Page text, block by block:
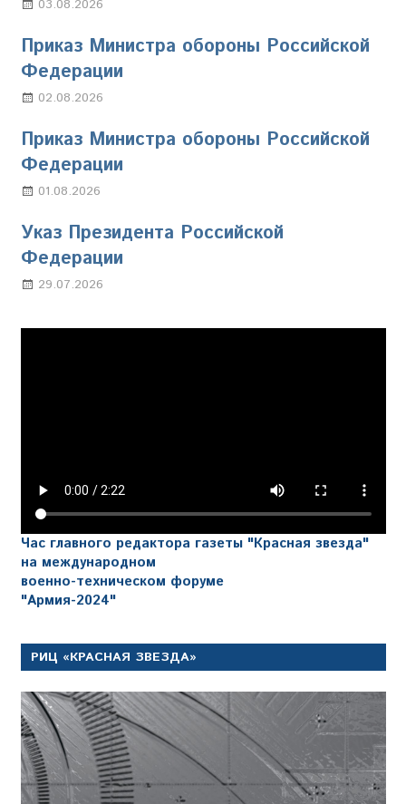
03.08.2026
Приказ Министра обороны Российской
Федерации
02.08.2026
Приказ Министра обороны Российской
Федерации
01.08.2026
Указ Президента Российской
Федерации
29.07.2026
Час главного редактора газеты "Красная звезда"
на международном
военно-техническом форуме
"Армия-2024"
РИЦ «КРАСНАЯ ЗВЕЗДА»